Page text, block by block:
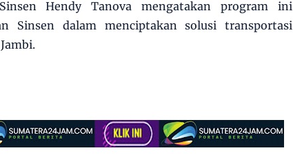
Hendy Tanova mengatakan program ini
Sinsen dalam menciptakan solusi transportasi